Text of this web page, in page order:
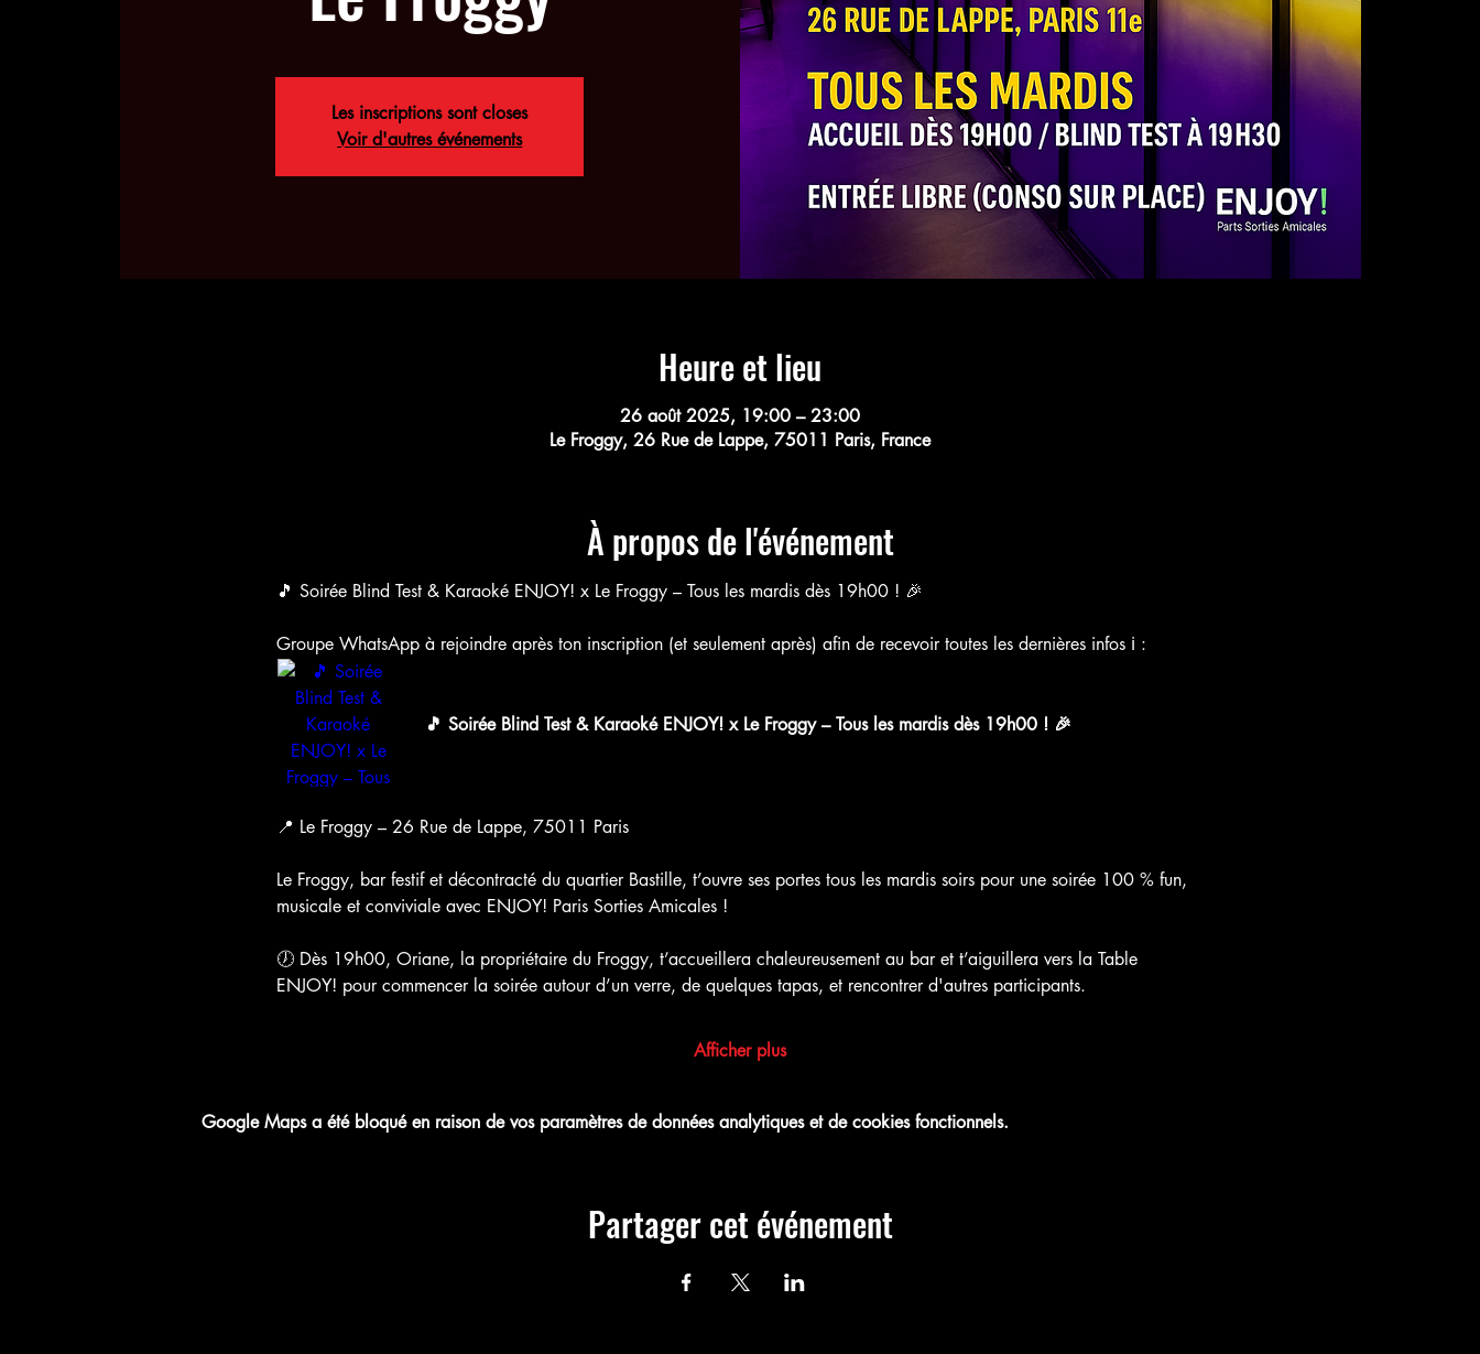
Les inscriptions sont closes
Voir d'autres événements
Heure et lieu
26 août 2025, 19:00 – 23:00
Le Froggy, 26 Rue de Lappe, 75011 Paris, France
À propos de l'événement
🎵 Soirée Blind Test & Karaoké ENJOY! x Le Froggy – Tous les mardis dès 19h00 ! 🎉
Groupe WhatsApp à rejoindre après ton inscription (et seulement après) afin de recevoir toutes les dernières infos ℹ️ :
🎵 Soirée Blind Test & Karaoké ENJOY! x Le Froggy – Tous les mardis dès 19h00 ! 🎉
📍 Le Froggy – 26 Rue de Lappe, 75011 Paris
Le Froggy, bar festif et décontracté du quartier Bastille, t’ouvre ses portes tous les mardis soirs pour une soirée 100 % fun,
musicale et conviviale avec ENJOY! Paris Sorties Amicales !
🕖 Dès 19h00, Oriane, la propriétaire du Froggy, t’accueillera chaleureusement au bar et t’aiguillera vers la Table
ENJOY! pour commencer la soirée autour d’un verre, de quelques tapas, et rencontrer d'autres participants.
Afficher plus
Google Maps a été bloqué en raison de vos paramètres de données analytiques et de cookies fonctionnels.
Partager cet événement